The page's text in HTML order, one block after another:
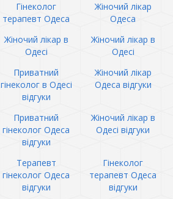
Гінеколог
терапевт Одеса
Жіночий лікар
Одеса
Жіночий лікар в
Одесі
Жіночий лікар в
Одесі
Приватний
гінеколог в Одесі
відгуки
Жіночий лікар
Одеса відгуки
Приватний
гінеколог Одеса
відгуки
Жіночий лікар в
Одесі відгуки
Терапевт
гінеколог Одеса
відгуки
Гінеколог
терапевт Одеса
відгуки